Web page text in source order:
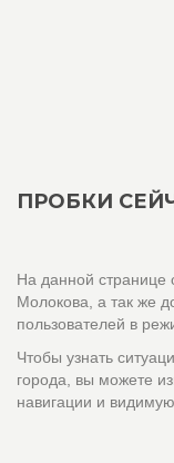
ПРОБКИ
На данной странице
Молокова, а так же
пользователей в
Чтобы узнать
города, вы можете
навигации и